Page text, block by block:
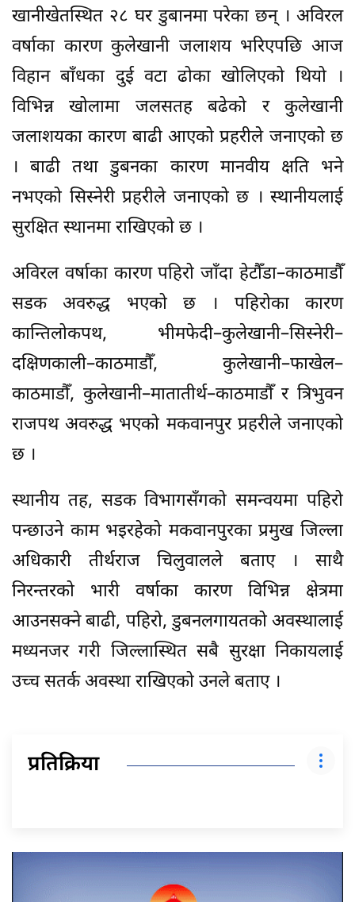
खानीखेतस्थित २८ घर डुबानमा परेका छन् । अविरल
वर्षाका कारण कुलेखानी जलाशय भरिएपछि आज
विहान बाँधका दुई वटा ढोका खोलिएको थियो ।
विभिन्न खोलामा जलसतह बढेको र कुलेखानी
जलाशयका कारण बाढी आएको प्रहरीले जनाएको छ
। बाढी तथा डुबनका कारण मानवीय क्षति भने
नभएको सिस्नेरी प्रहरीले जनाएको छ । स्थानीयलाई
सुरक्षित स्थानमा राखिएको छ ।
अविरल वर्षाका कारण पहिरो जाँदा हेटौँडा–काठमाडौँ
सडक अवरुद्ध भएको छ । पहिरोका कारण
कान्तिलोकपथ, भीमफेदी–कुलेखानी–सिस्नेरी–
दक्षिणकाली–काठमाडौँ, कुलेखानी–फाखेल–
काठमाडौँ, कुलेखानी–मातातीर्थ–काठमाडौँ र त्रिभुवन
राजपथ अवरुद्ध भएको मकवानपुर प्रहरीले जनाएको
छ ।
स्थानीय तह, सडक विभागसँगको समन्वयमा पहिरो
पन्छाउने काम भइरहेको मकवानपुरका प्रमुख जिल्ला
अधिकारी तीर्थराज चिलुवालले बताए । साथै
निरन्तरको भारी वर्षाका कारण विभिन्न क्षेत्रमा
आउनसक्ने बाढी, पहिरो, डुबनलगायतको अवस्थालाई
मध्यनजर गरी जिल्लास्थित सबै सुरक्षा निकायलाई
उच्च सतर्क अवस्था राखिएको उनले बताए ।
प्रतिक्रिया